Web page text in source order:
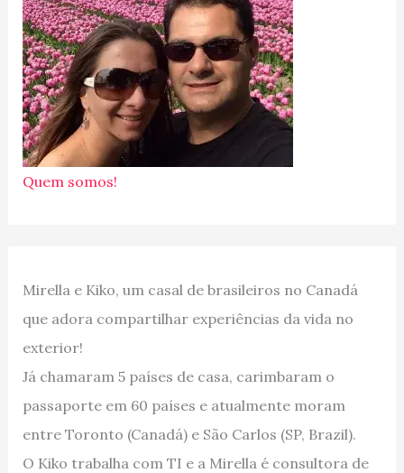
Quem somos!
Mirella e Kiko, um casal de brasileiros no Canadá
que adora compartilhar experiências da vida no
exterior!
Já chamaram 5 países de casa, carimbaram o
passaporte em 60 países e atualmente moram
entre Toronto (Canadá) e São Carlos (SP, Brazil).
O Kiko trabalha com TI e a Mirella é consultora de